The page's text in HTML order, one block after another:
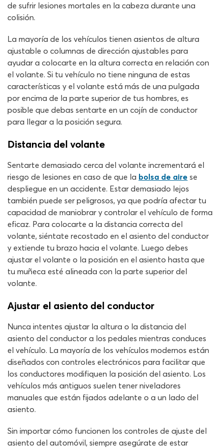
de sufrir lesiones mortales en la cabeza durante una
colisión.
La mayoría de los vehículos tienen asientos de altura
ajustable o columnas de dirección ajustables para
ayudar a colocarte en la altura correcta en relación con
el volante. Si tu vehículo no tiene ninguna de estas
características y el volante está más de una pulgada
por encima de la parte superior de tus hombres, es
posible que debas sentarte en un cojín de conductor
para llegar a la posición segura.
Distancia del volante
Sentarte demasiado cerca del volante incrementará el
riesgo de lesiones en caso de que la bolsa de aire se
despliegue en un accidente. Estar demasiado lejos
también puede ser peligrosos, ya que podría afectar tu
capacidad de maniobrar y controlar el vehículo de forma
eficaz. Para colocarte a la distancia correcta del
volante, siéntate recostado en el asiento del conductor
y extiende tu brazo hacia el volante. Luego debes
ajustar el volante o la posición en el asiento hasta que
tu muñeca esté alineada con la parte superior del
volante.
Ajustar el asiento del conductor
Nunca intentes ajustar la altura o la distancia del
asiento del conductor a los pedales mientras conduces
el vehículo. La mayoría de los vehículos modernos están
diseñados con controles electrónicos para facilitar que
los conductores modifiquen la posición del asiento. Los
vehículos más antiguos suelen tener niveladores
manuales que están fijados adelante o a un lado del
asiento.
Sin importar cómo funcionen los controles de ajuste del
asiento del automóvil, siempre asegúrate de estar